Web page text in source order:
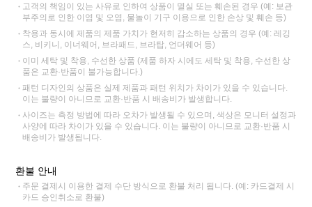
고객의 책임이 있는 사유로 인하여 상품이 멸실 또는 훼손된 경우 (예: 보관
부주의로 인한 이염 및 오염, 물놀이 기구 이용으로 인한 손상 및 훼손 등)
착용과 동시에 제품의 제품 가치가 현저히 감소하는 상품의 경우 (예: 레깅
스, 비키니, 이너웨어, 브라패드, 브라탑, 언더웨어 등)
이미 세탁 및 착용, 수선한 상품 (제품 하자 시에도 세탁 및 착용, 수선한 상
품은 교환·반품이 불가능합니다.)
패턴 디자인의 상품은 실제 제품과 패턴 위치가 차이가 있을 수 있습니다.
이는 불량이 아니므로 교환·반품 시 배송비가 발생합니다.
사이즈는 측정 방법에 따라 오차가 발생될 수 있으며, 색상은 모니터 설정과
사양에 따라 차이가 있을 수 있습니다. 이는 불량이 아니므로 교환·반품 시
배송비가 발생됩니다.
환불 안내
주문 결제시 이용한 결제 수단 방식으로 환불 처리 됩니다. (예: 카드결제 시
카드 승인취소로 환불)